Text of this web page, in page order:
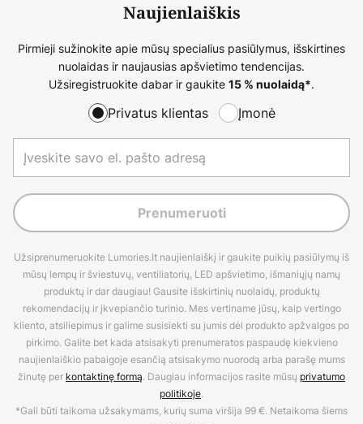
Naujienlaiškis
Pirmieji sužinokite apie mūsų specialius pasiūlymus, išskirtines
nuolaidas ir naujausias apšvietimo tendencijas.
Užsiregistruokite dabar ir gaukite 15 % nuolaidą*.
Privatus klientas Įmonė
Prenumeruoti
Užsiprenumeruokite Lumories.lt naujienlaiškį ir gaukite puikių pasiūlymų iš
mūsų lempų ir šviestuvų, ventiliatorių, LED apšvietimo, išmaniųjų namų
produktų ir dar daugiau! Gausite išskirtinių nuolaidų, produktų
rekomendacijų ir įkvepiančio turinio. Mes vertiname jūsų, kaip vertingo
kliento, atsiliepimus ir galime susisiekti su jumis dėl produkto apžvalgos po
pirkimo. Galite bet kada atsisakyti prenumeratos paspaudę kiekvieno
naujienlaiškio pabaigoje esančią atsisakymo nuorodą arba parašę mums
žinutę per kontaktinę formą. Daugiau informacijos rasite mūsų privatumo
politikoje.
*Gali būti taikoma užsakymams, kurių suma viršija 99 €. Netaikoma šiems